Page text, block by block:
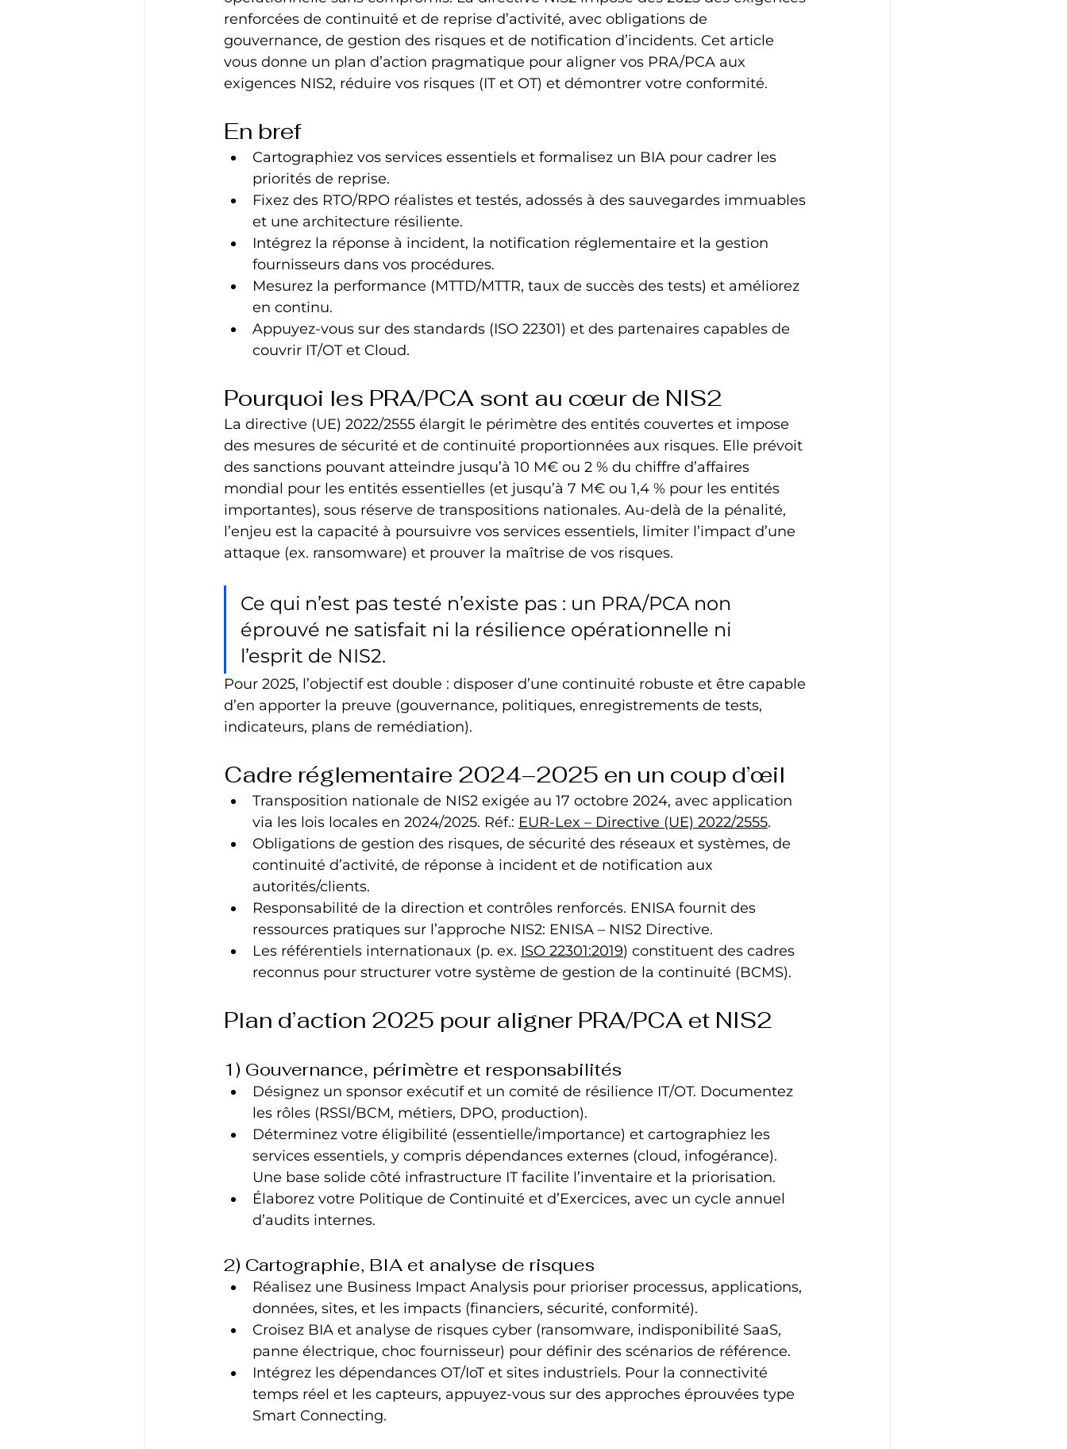
renforcées de continuité et de reprise d’activité, avec obligations de
gouvernance, de gestion des risques et de notification d’incidents. Cet article
vous donne un plan d’action pragmatique pour aligner vos PRA/PCA aux
exigences NIS2, réduire vos risques (IT et OT) et démontrer votre conformité.
En bref
Cartographiez vos services essentiels et formalisez un BIA pour cadrer les
priorités de reprise.
Fixez des RTO/RPO réalistes et testés, adossés à des sauvegardes immuables
et une architecture résiliente.
Intégrez la réponse à incident, la notification réglementaire et la gestion
fournisseurs dans vos procédures.
Mesurez la performance (MTTD/MTTR, taux de succès des tests) et améliorez
en continu.
Appuyez-vous sur des standards (ISO 22301) et des partenaires capables de
couvrir IT/OT et Cloud.
Pourquoi les PRA/PCA sont au cœur de NIS2
La directive (UE) 2022/2555 élargit le périmètre des entités couvertes et impose
des mesures de sécurité et de continuité proportionnées aux risques. Elle prévoit
des sanctions pouvant atteindre jusqu’à 10 M€ ou 2 % du chiffre d’affaires
mondial pour les entités essentielles (et jusqu’à 7 M€ ou 1,4 % pour les entités
importantes), sous réserve de transpositions nationales. Au-delà de la pénalité,
l’enjeu est la capacité à poursuivre vos services essentiels, limiter l’impact d’une
attaque (ex. ransomware) et prouver la maîtrise de vos risques.
Ce qui n’est pas testé n’existe pas : un PRA/PCA non
éprouvé ne satisfait ni la résilience opérationnelle ni
l’esprit de NIS2.
Pour 2025, l’objectif est double : disposer d’une continuité robuste et être capable
d’en apporter la preuve (gouvernance, politiques, enregistrements de tests,
indicateurs, plans de remédiation).
Cadre réglementaire 2024–2025 en un coup d’œil
Transposition nationale de NIS2 exigée au 17 octobre 2024, avec application
via les lois locales en 2024/2025. Réf.: EUR-Lex – Directive (UE) 2022/2555.
Obligations de gestion des risques, de sécurité des réseaux et systèmes, de
continuité d’activité, de réponse à incident et de notification aux
autorités/clients.
Responsabilité de la direction et contrôles renforcés. ENISA fournit des
ressources pratiques sur l’approche NIS2: ENISA – NIS2 Directive.
Les référentiels internationaux (p. ex. ISO 22301:2019) constituent des cadres
reconnus pour structurer votre système de gestion de la continuité (BCMS).
Plan d’action 2025 pour aligner PRA/PCA et NIS2
1) Gouvernance, périmètre et responsabilités
Désignez un sponsor exécutif et un comité de résilience IT/OT. Documentez
les rôles (RSSI/BCM, métiers, DPO, production).
Déterminez votre éligibilité (essentielle/importance) et cartographiez les
services essentiels, y compris dépendances externes (cloud, infogérance).
Une base solide côté infrastructure IT facilite l’inventaire et la priorisation.
Élaborez votre Politique de Continuité et d’Exercices, avec un cycle annuel
d’audits internes.
2) Cartographie, BIA et analyse de risques
Réalisez une Business Impact Analysis pour prioriser processus, applications,
données, sites, et les impacts (financiers, sécurité, conformité).
Croisez BIA et analyse de risques cyber (ransomware, indisponibilité SaaS,
panne électrique, choc fournisseur) pour définir des scénarios de référence.
Intégrez les dépendances OT/IoT et sites industriels. Pour la connectivité
temps réel et les capteurs, appuyez-vous sur des approches éprouvées type
Smart Connecting.